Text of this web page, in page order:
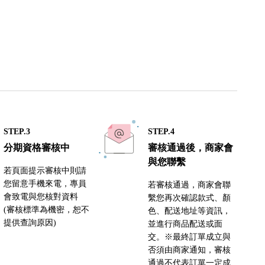
STEP.3
分期資格審核中
若頁面提示審核中則請
您留意手機來電，專員
會致電與您核對資料
(審核標準為機密，恕不
提供查詢原因)
STEP.4
審核通過後，商家會
與您聯繫
若審核通過，商家會聯
繫您再次確認款式、顏
色、配送地址等資訊，
並進行商品配送或面
交。※最終訂單成立與
否須由商家通知，審核
通過不代表訂單一定成